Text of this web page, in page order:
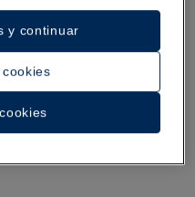
y continuar